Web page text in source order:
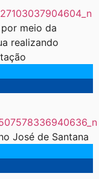
meio da
realizando
José de Santana